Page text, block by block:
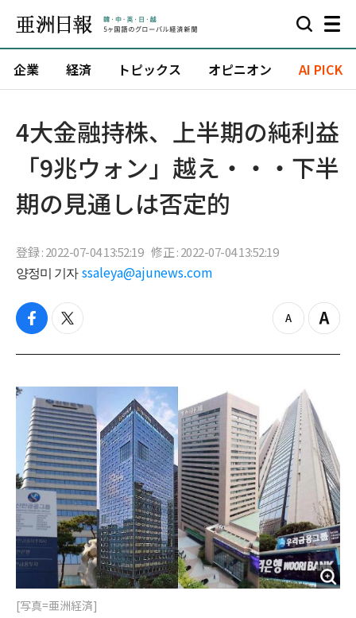
企業 経済 トピックス オピニオン AI PICK
4大金融持株、上半期の純利益
「9兆ウォン」越え・・・下半
期の見通しは否定的
登録 : 2022-07-04 13:52:19 修正 : 2022-07-04 13:52:19
양정미 기자 ssaleya@ajunews.com
f
c
b
o
o
k
t
i
t
e
r
z
o
u
Z
o
[写真=亜洲経済]